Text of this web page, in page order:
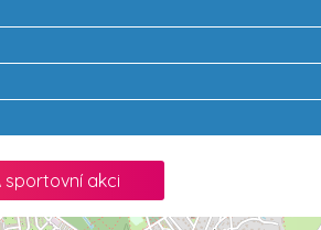
sportovní akci